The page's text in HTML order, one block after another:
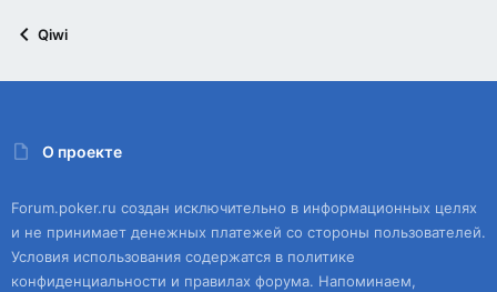
Qiwi
О проекте
Forum.poker.ru создан исключительно в информационных целях
и не принимает денежных платежей со стороны пользователей.
Условия использования содержатся в политике
конфиденциальности и правилах форума. Напоминаем,